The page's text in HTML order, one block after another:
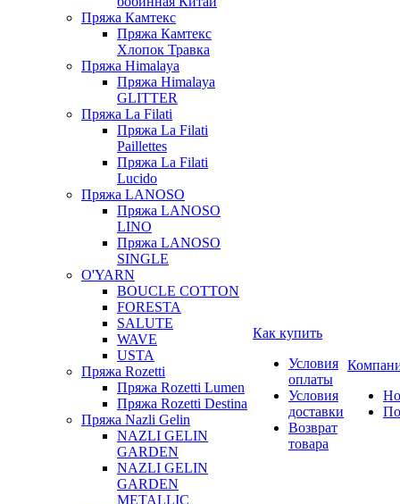
Пряжа Камтекс
Пряжа Камтекс
Хлопок Травка
Пряжа Himalaya
Пряжа Himalaya
GLITTER
Пряжа La Filati
Пряжа La Filati
Paillettes
Пряжа La Filati
Lucido
Пряжа LANOSO
Пряжа LANOSO
LINO
Пряжа LANOSO
SINGLE
O'YARN
BOUCLE COTTON
FORESTA
SALUTE
WAVE
USTA
Пряжа Rozetti
Пряжа Rozetti Lumen
Пряжа Rozetti Destina
Пряжа Nazli Gelin
NAZLI GELIN
GARDEN
NAZLI GELIN
GARDEN
METALLIC
Как купить
Условия
оплаты
Условия
доставки
Возврат
товара